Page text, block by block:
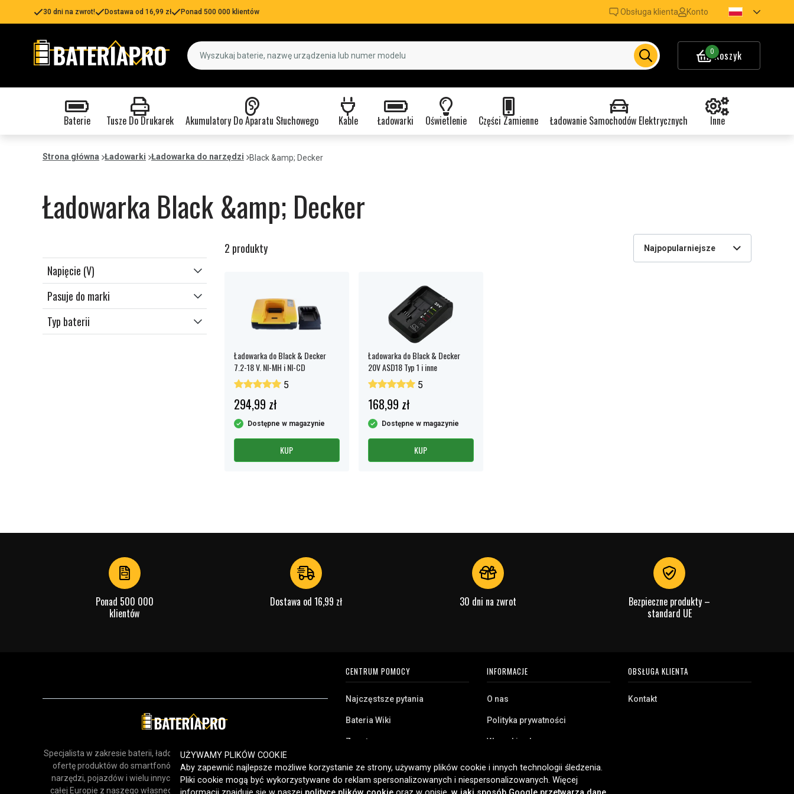
30 dni na zwrot! Dostawa od 16,99 zł Ponad 500 000 klientów Obsługa klienta Konto
0Koszyk
Baterie Tusze Do Drukarek Akumulatory Do Aparatu Słuchowego Kable Ładowarki Oświetlenie Części Zamienne Ładowanie Samochodów Elektrycznych Inne
Strona główna Ładowarki Ładowarka do narzędzi Black &amp; Decker
Ładowarka Black &amp; Decker
Napięcie (V)
Pasuje do marki
Typ baterii
2 produkty Najpopularniejsze
Ładowarka do Black & Decker
7.2-18 V. NI-MH i NI-CD
5
294,99 zł
Dostępne w magazynie
KUP
Ładowarka do Black & Decker
20V ASD18 Typ 1 i inne
5
168,99 zł
Dostępne w magazynie
KUP
Ponad 500 000
klientów
Dostawa od 16,99 zł 30 dni na zwrot
Bezpieczne produkty –
standard UE
Specjalista w zakresie baterii, ładowarek i akcesoriów. Odkryj naszą szeroką
ofertę produktów do smartfonów, urządzeń gospodarstwa domowego,
narzędzi, pojazdów i wielu innych zastosowań. Dostarczamy klientom w
całej Europie z naszego własnego magazynu, oferując szybką dostawę i
CENTRUM POMOCY
Najczęstsze pytania
Bateria Wiki
Zwrot
Klient biznesowy
Jaką baterię posiadam?
INFORMACJE
O nas
Polityka prywatności
Warunki zakupu
Pliki cookie
OBSŁUGA KLIENTA
Kontakt
UŻYWAMY PLIKÓW COOKIE
Aby zapewnić najlepsze możliwe korzystanie ze strony, używamy plików cookie i innych technologii śledzenia.
Pliki cookie mogą być wykorzystywane do reklam spersonalizowanych i niespersonalizowanych. Więcej